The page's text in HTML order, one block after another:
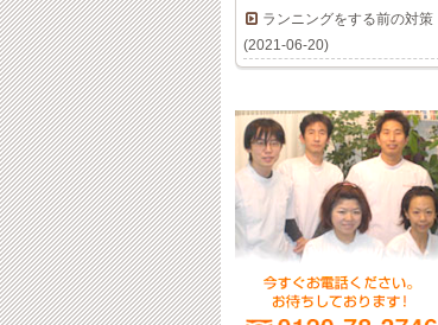
ランニングをする前の対策
(2021-06-20)